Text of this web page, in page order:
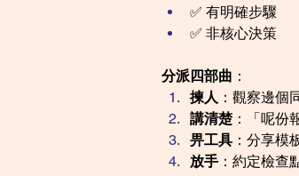
✅ 有明確步驟
✅ 非核心決策
分派四部曲 ：
揀人 ：觀察邊個
講清楚：「呢份
畀工具 ：分享模
放手 ：約定檢查